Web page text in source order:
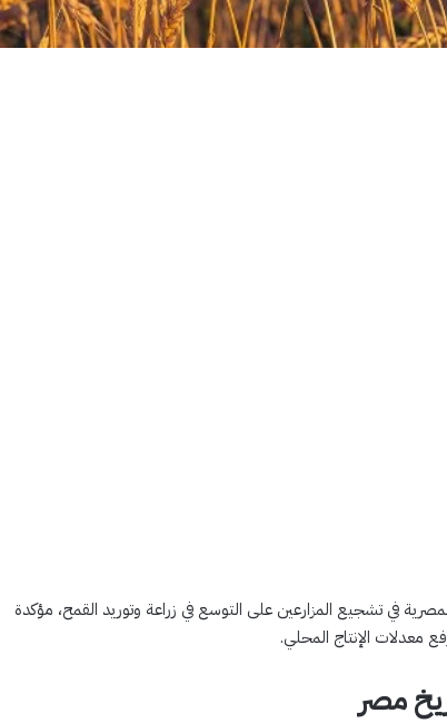
في تشجيع المزارعين على التوسع في زراعة وتوريد القمح، مؤكدة
معدلات الإنتاج المحلي.
مصر